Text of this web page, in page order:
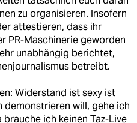
zu organisieren. Insofern
attestieren, dass ihr
PR-Maschinerie geworden
unabhängig berichtet,
betreibt.
Widerstand ist sexy ist
demonstrieren will, gehe ich
ich keinen Taz-Live